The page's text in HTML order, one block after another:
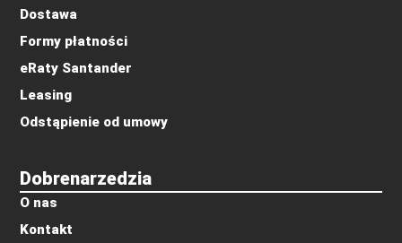
Dobrenarzedzia
O nas
Kontakt
Dostawa
Formy płatności
eRaty Santander
Leasing
Odstąpienie od umowy